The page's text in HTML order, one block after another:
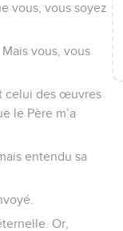
vous, vous soyez
vous, vous
celui des œuvres
le Père m’a
entendu sa
Or,